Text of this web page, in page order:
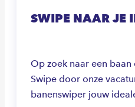
SWIPE NAAR JE
Op zoek naar een
Swipe door onze
banenswiper jouw